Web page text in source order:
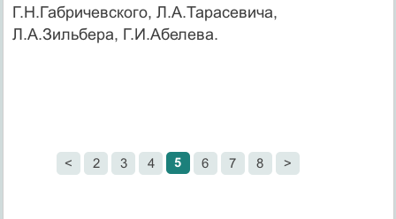
Г.Н.Габричевского, Л.А.Тарасевича,
Л.А.Зильбера, Г.И.Абелева.
< 2 3 4 5 6 7 8 >